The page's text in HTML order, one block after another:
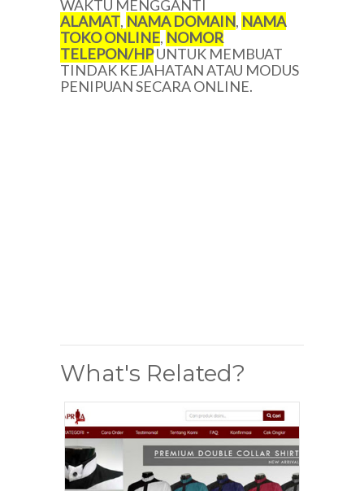
WAKTU MENGGANTI
ALAMAT, NAMA DOMAIN, NAMA
TOKO ONLINE, NOMOR
TELEPON/HPUNTUK MEMBUAT
TINDAK KEJAHATAN ATAU MODUS
PENIPUAN SECARA ONLINE.
What's Related?